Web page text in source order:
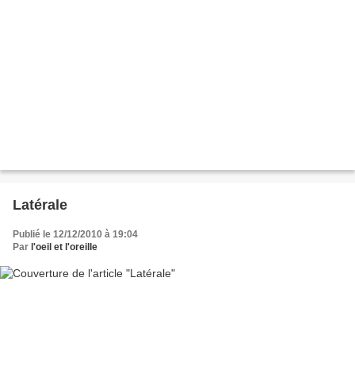
Latérale
Publié le 12/12/2010 à 19:04
Par l'oeil et l'oreille